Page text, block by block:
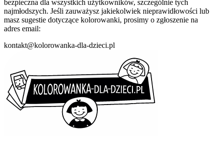
bezpieczna dla wszystkich użytkowników, szczególnie tych
najmłodszych. Jeśli zauważysz jakiekolwiek nieprawidłowości lub
masz sugestie dotyczące kolorowanki, prosimy o zgłoszenie na
adres email:
kontakt@kolorowanka-dla-dzieci.pl